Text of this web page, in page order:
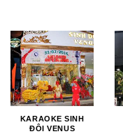
KARAOKE SINH
ĐÔI VENUS